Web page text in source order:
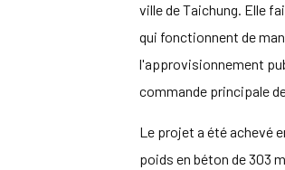
ville de Taichung. Elle
qui fonctionnent de
l'approvisionnement
commande principale
Le projet a été achevé
poids en béton de 303